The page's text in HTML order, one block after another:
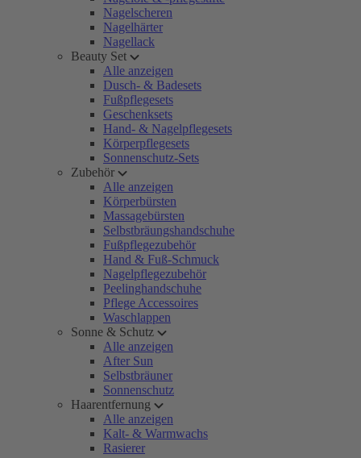
Nagelscheren
Nagelhärter
Nagellack
Beauty Set
Alle anzeigen
Dusch- & Badesets
Fußpflegesets
Geschenksets
Hand- & Nagelpflegesets
Körperpflegesets
Sonnenschutz-Sets
Zubehör
Alle anzeigen
Körperbürsten
Massagebürsten
Selbstbräungshandschuhe
Fußpflegezubehör
Hand & Fuß-Schmuck
Nagelpflegezubehör
Peelinghandschuhe
Pflege Accessoires
Waschlappen
Sonne & Schutz
Alle anzeigen
After Sun
Selbstbräuner
Sonnenschutz
Haarentfernung
Alle anzeigen
Kalt- & Warmwachs
Rasierer